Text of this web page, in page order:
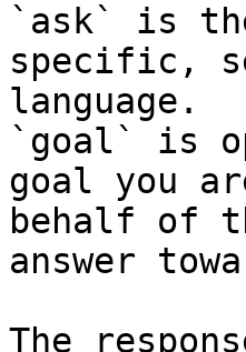
`ask` is
specific,
language.
`goal` is
goal you
behalf of
answer
The